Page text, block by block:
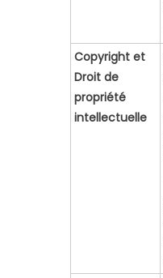
Copyright et
Droit de
propriété
intellectuelle